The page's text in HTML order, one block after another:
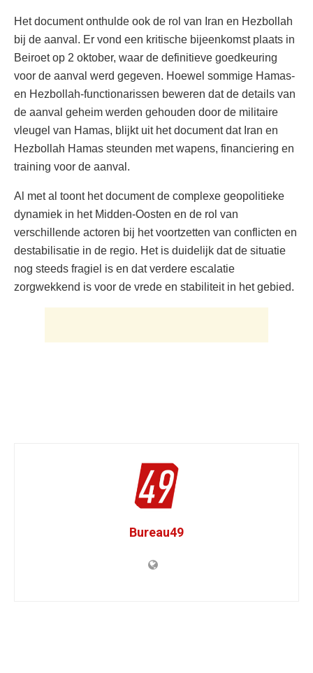
Het document onthulde ook de rol van Iran en Hezbollah
bij de aanval. Er vond een kritische bijeenkomst plaats in
Beiroet op 2 oktober, waar de definitieve goedkeuring
voor de aanval werd gegeven. Hoewel sommige Hamas-
en Hezbollah-functionarissen beweren dat de details van
de aanval geheim werden gehouden door de militaire
vleugel van Hamas, blijkt uit het document dat Iran en
Hezbollah Hamas steunden met wapens, financiering en
training voor de aanval.
Al met al toont het document de complexe geopolitieke
dynamiek in het Midden-Oosten en de rol van
verschillende actoren bij het voortzetten van conflicten en
destabilisatie in de regio. Het is duidelijk dat de situatie
nog steeds fragiel is en dat verdere escalatie
zorgwekkend is voor de vrede en stabiliteit in het gebied.
Bureau49